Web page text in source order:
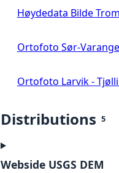
Høydedata Bilde
Ortofoto Sør-
Ortofoto Larvik -
Distributions 5
Webside USGS DEM